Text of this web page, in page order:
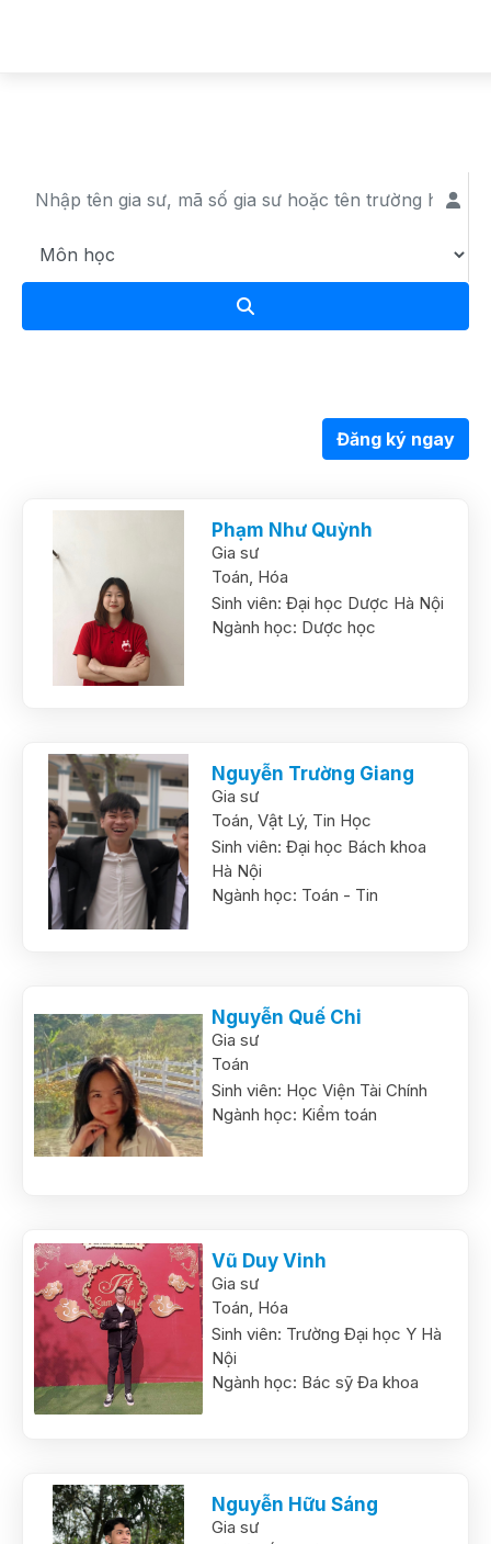
Đăng ký ngay
Phạm Như Quỳnh
Gia sư
Toán, Hóa
Sinh viên: Đại học Dược Hà Nội
Ngành học: Dược học
Nguyễn Trường Giang
Gia sư
Toán,Vật Lý, Tin Học
Sinh viên: Đại học Bách khoa
Hà Nội
Ngành học: Toán - Tin
Nguyễn Quế Chi
Gia sư
Toán
Sinh viên: Học Viện Tài Chính
Ngành học: Kiểm toán
Vũ Duy Vinh
Gia sư
Toán, Hóa
Sinh viên: Trường Đại học Y Hà
Nội
Ngành học: Bác sỹ Đa khoa
Nguyễn Hữu Sáng
Gia sư